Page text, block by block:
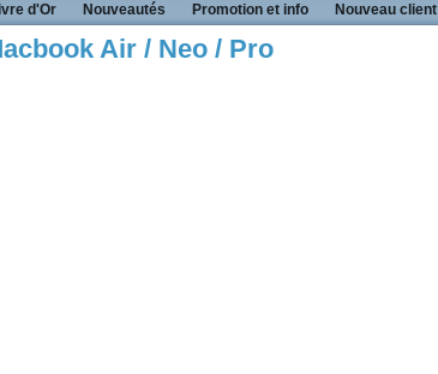
d'Or Nouveautés Promotion et info Nouveau client
Air / Neo / Pro